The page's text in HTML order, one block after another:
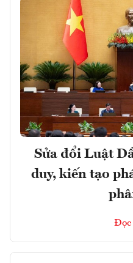
Sửa đổi Luật
duy, kiến tạo
Đọc